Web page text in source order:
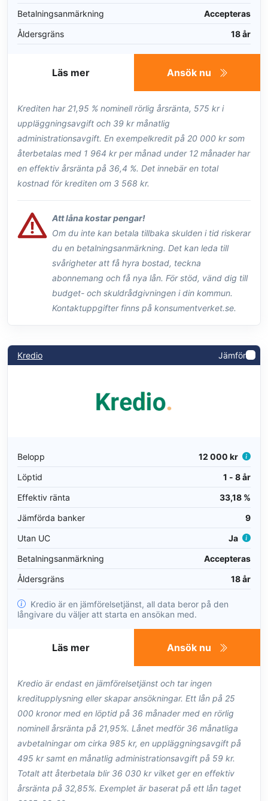
Betalningsanmärkning
Accepteras
Åldersgräns
18 år
Ansök nu
Läs mer
Krediten har 21,95 % nominell rörlig årsränta, 575 kr i
uppläggningsavgift och 39 kr månatlig
administrationsavgift. En exempelkredit på 20 000 kr som
återbetalas med 1 964 kr per månad under 12 månader har
en effektiv årsränta på 36,4 %. Det innebär en total
kostnad för krediten om 3 568 kr.
Att låna kostar pengar!
Om du inte kan betala tillbaka skulden i tid riskerar
du en betalningsanmärkning. Det kan leda till
svårigheter att få hyra bostad, teckna
abonnemang och få nya lån. För stöd, vänd dig till
budget- och skuldrådgivningen i din kommun.
Kontaktuppgifter finns på konsumentverket.se.
Kredio Jämför
Belopp
12 000 kr
Löptid
1 - 8 år
Effektiv ränta
33,18 %
Jämförda banker
9
Utan UC
Ja
Betalningsanmärkning
Accepteras
Åldersgräns
18 år
långivare du väljer att starta en ansökan med.
Ansök nu
Läs mer
Kredio är endast en jämförelsetjänst och tar ingen
kreditupplysning eller skapar ansökningar. Ett lån på 25
000 kronor med en löptid på 36 månader med en rörlig
nominell årsränta på 21,95%. Lånet medför 36 månatliga
avbetalningar om cirka 985 kr, en uppläggningsavgift på
495 kr samt en månatlig administrationsavgift på 59 kr.
Totalt att återbetala blir 36 030 kr vilket ger en effektiv
årsränta på 32,85%. Exemplet är baserat på ett lån taget